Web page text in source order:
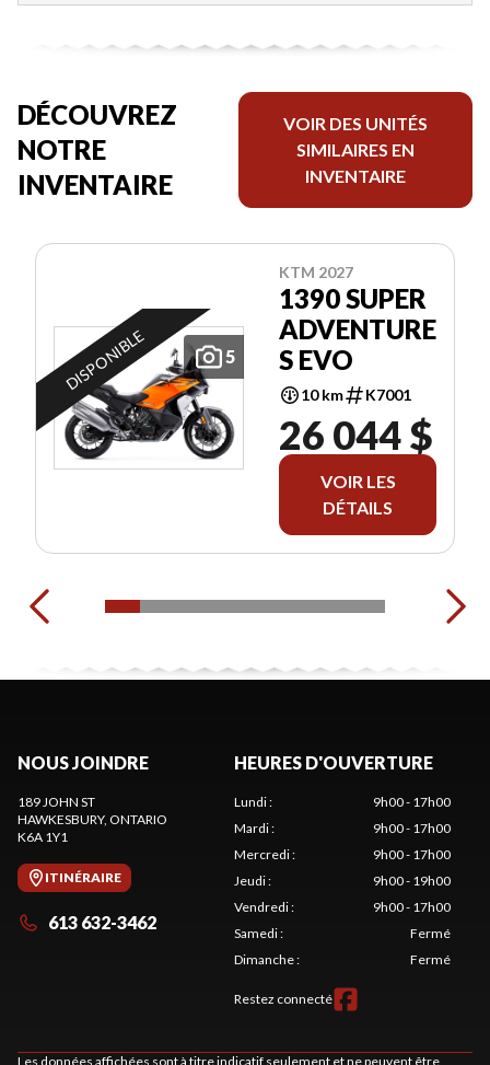
DÉCOUVREZ
NOTRE
INVENTAIRE
VOIR DES UNITÉS
SIMILAIRES EN
INVENTAIRE
5
DISPONIBLE
KTM 2027
1390 SUPER
ADVENTURE
S EVO
10 km K7001
26 044 $
VOIR LES
DÉTAILS
NOUS JOINDRE
189 JOHN ST
HAWKESBURY, ONTARIO
K6A 1Y1
ITINÉRAIRE
613 632-3462
HEURES D'OUVERTURE
Lundi:
9h00 - 17h00
Mardi:
9h00 - 17h00
Mercredi:
9h00 - 17h00
Jeudi:
9h00 - 19h00
Vendredi:
9h00 - 17h00
Samedi:
Fermé
Dimanche: Fermé
Restez connecté
Les données affichées sont à titre indicatif seulement et ne peuvent être